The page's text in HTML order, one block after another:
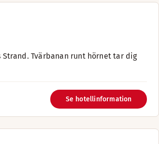
Tvärbanan runt hörnet tar dig
Se hotellinformation